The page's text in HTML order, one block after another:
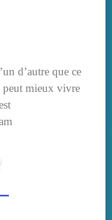
d’autre que ce
peut mieux vivre